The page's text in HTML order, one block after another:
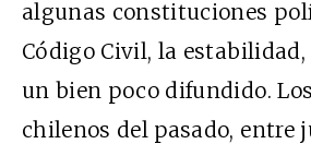
algunas constituciones
Código Civil, la
un bien poco difundido.
chilenos del pasado, entre